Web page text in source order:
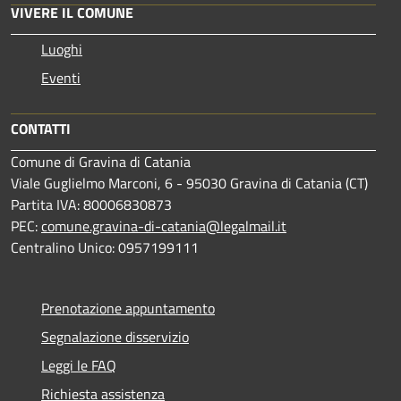
VIVERE IL COMUNE
Luoghi
Eventi
CONTATTI
Comune di Gravina di Catania
Viale Guglielmo Marconi, 6 - 95030 Gravina di Catania (CT)
Partita IVA: 80006830873
PEC:comune.gravina-di-catania@legalmail.it
Centralino Unico: 0957199111
Prenotazione appuntamento
Segnalazione disservizio
Leggi le FAQ
Richiesta assistenza